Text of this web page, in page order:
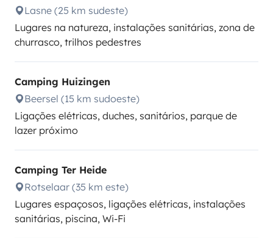
Lasne (25 km sudeste)
Lugares na natureza, instalações sanitárias, zona de
churrasco, trilhos pedestres
Camping Huizingen
Beersel (15 km sudoeste)
Ligações elétricas, duches, sanitários, parque de
lazer próximo
Camping Ter Heide
Rotselaar (35 km este)
Lugares espaçosos, ligações elétricas, instalações
sanitárias, piscina, Wi-Fi